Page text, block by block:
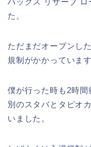
バックス リザーブ ロ
た。
ただまだオープンし
規制がかかっています
僕が行った時も2時間
別のスタバとタピオ
いました。